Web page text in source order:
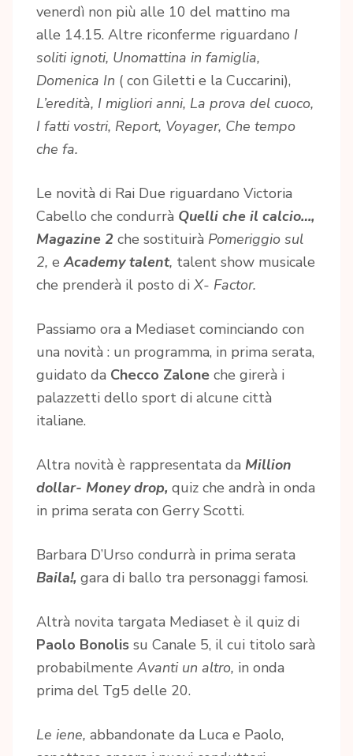
venerdì non più alle 10 del mattino ma
alle 14.15. Altre riconferme riguardano I
soliti ignoti, Unomattina in famiglia,
Domenica In ( con Giletti e la Cuccarini),
L’eredità, I migliori anni, La prova del cuoco,
I fatti vostri, Report, Voyager, Che tempo
che fa.
Le novità di Rai Due riguardano Victoria
Cabello che condurrà Quelli che il calcio…,
Magazine 2 che sostituirà Pomeriggio sul
2, eAcademy talent, talent show musicale
che prenderà il posto diX- Factor.
Passiamo ora a Mediaset cominciando con
una novità : un programma, in prima serata,
guidato da Checco Zalone che girerà i
palazzetti dello sport di alcune città
italiane.
Altra novità è rappresentata da Million
dollar- Money drop, quiz che andrà in onda
in prima serata con Gerry Scotti.
Barbara D’Urso condurrà in prima serata
Baila!, gara di ballo tra personaggi famosi.
Altrà novita targata Mediaset è il quiz di
Paolo Bonolis su Canale 5, il cui titolo sarà
probabilmente Avanti un altro, in onda
prima del Tg5 delle 20.
Le iene, abbandonate da Luca e Paolo,